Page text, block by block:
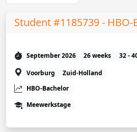
Student #1185739 -
September 2026 26 weeks
32 -
Voorburg
Zuid-Holland
HBO-Bachelor
Meewerkstage